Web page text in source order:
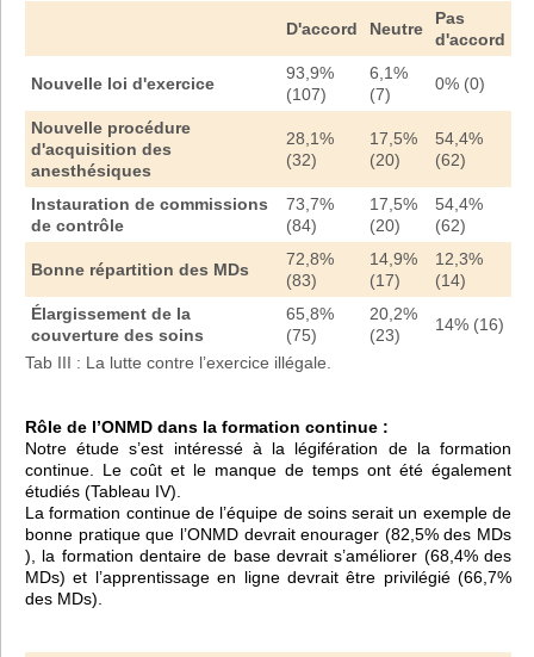
D'accord Neutre
Pas
d'accord
Nouvelle loi d'exercice
93,9%
(107)
6,1%
(7)
0% (0)
Nouvelle procédure
d'acquisition des
anesthésiques
28,1%
(32)
17,5%
(20)
54,4%
(62)
Instauration de commissions
de contrôle
73,7%
(84)
17,5%
(20)
54,4%
(62)
Bonne répartition des MDs
72,8%
(83)
14,9%
(17)
12,3%
(14)
Élargissement de la
couverture des soins
65,8%
(75)
20,2%
(23)
14% (16)
Tab III : La lutte contre l’exercice illégale.
Rôle de l’ONMD dans la formation continue :
Notre étude s’est intéressé à la légifération de la formation
continue. Le coût et le manque de temps ont été également
étudiés (Tableau IV).
La formation continue de l’équipe de soins serait un exemple de
bonne pratique que l’ONMD devrait enourager (82,5% des MDs
), la formation dentaire de base devrait s’améliorer (68,4% des
MDs) et l’apprentissage en ligne devrait être privilégié (66,7%
des MDs).